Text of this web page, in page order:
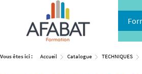
Vous êtes ici : Accueil Catalogue TECHNIQUES